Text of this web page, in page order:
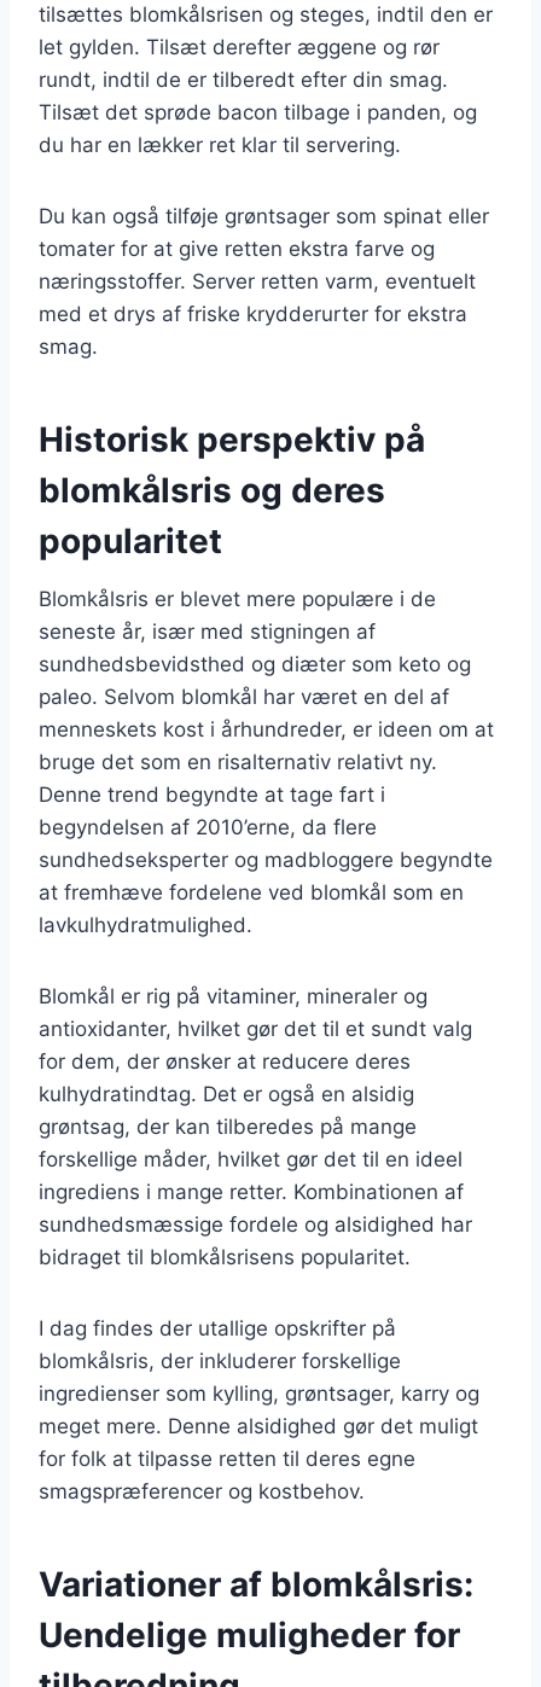
tilsættes blomkålsrisen og steges, indtil den er
let gylden. Tilsæt derefter æggene og rør
rundt, indtil de er tilberedt efter din smag.
Tilsæt det sprøde bacon tilbage i panden, og
du har en lækker ret klar til servering.
Du kan også tilføje grøntsager som spinat eller
tomater for at give retten ekstra farve og
næringsstoffer. Server retten varm, eventuelt
med et drys af friske krydderurter for ekstra
smag.
Historisk perspektiv på
blomkålsris og deres
popularitet
Blomkålsris er blevet mere populære i de
seneste år, især med stigningen af
sundhedsbevidsthed og diæter som keto og
paleo. Selvom blomkål har været en del af
menneskets kost i århundreder, er ideen om at
bruge det som en risalternativ relativt ny.
Denne trend begyndte at tage fart i
begyndelsen af 2010’erne, da flere
sundhedseksperter og madbloggere begyndte
at fremhæve fordelene ved blomkål som en
lavkulhydratmulighed.
Blomkål er rig på vitaminer, mineraler og
antioxidanter, hvilket gør det til et sundt valg
for dem, der ønsker at reducere deres
kulhydratindtag. Det er også en alsidig
grøntsag, der kan tilberedes på mange
forskellige måder, hvilket gør det til en ideel
ingrediens i mange retter. Kombinationen af
sundhedsmæssige fordele og alsidighed har
bidraget til blomkålsrisens popularitet.
I dag findes der utallige opskrifter på
blomkålsris, der inkluderer forskellige
ingredienser som kylling, grøntsager, karry og
meget mere. Denne alsidighed gør det muligt
for folk at tilpasse retten til deres egne
smagspræferencer og kostbehov.
Variationer af blomkålsris:
Uendelige muligheder for